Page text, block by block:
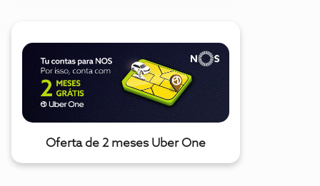
Oferta de 2 meses Uber One